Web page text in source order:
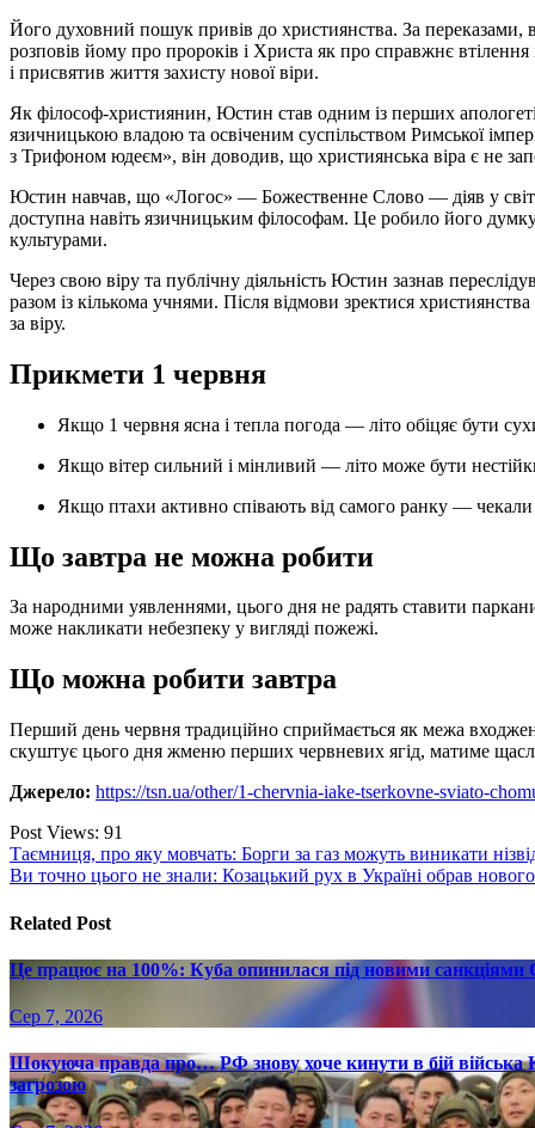
Його духовний пошук привів до християнства. За переказами,
розповів йому про пророків і Христа як про справжнє
і присвятив життя захисту нової віри.
Як філософ-християнин, Юстин став одним із перших
язичницькою владою та освіченим суспільством Римської
з Трифоном юдеєм», він доводив, що християнська віра є не
Юстин навчав, що «Логос» — Божественне Слово — діяв у
доступна навіть язичницьким філософам. Це робило його
культурами.
Через свою віру та публічну діяльність Юстин зазнав
разом із кількома учнями. Після відмови зректися
за віру.
Прикмети 1 червня
Якщо 1 червня ясна і тепла погода — літо обіцяє бути
Якщо вітер сильний і мінливий — літо може бути
Якщо птахи активно співають від самого ранку — чекали
Що завтра не можна робити
За народними уявленнями, цього дня не радять ставити
може накликати небезпеку у вигляді пожежі.
Що можна робити завтра
Перший день червня традиційно сприймається як межа
скуштує цього дня жменю перших червневих ягід, матиме
Джерело: https://tsn.ua/other/1-chervnia-iake-tserkovne-sviato-
Post Views: 91
Навігація
записів
Таємниця, про яку мовчать: Борги за газ можуть виникати
Ви точно цього не знали: Козацький рух в Україні обрав
Related Post
Це працює на 100%: Куба опинилася під новими санкціями
Сер 7, 2026
Шокуюча правда про… РФ знову хоче кинути в бій війська
загрозою